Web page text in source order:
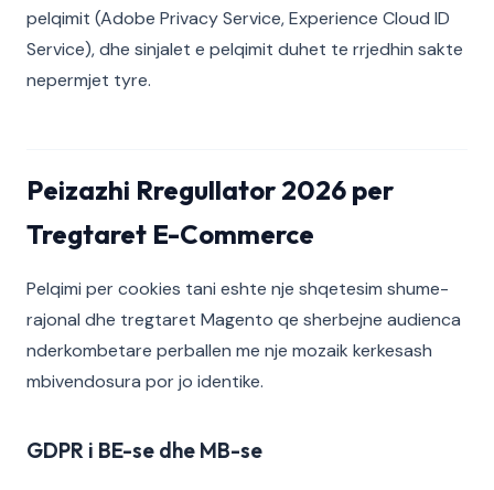
pelqimit (Adobe Privacy Service, Experience Cloud ID
Service), dhe sinjalet e pelqimit duhet te rrjedhin sakte
nepermjet tyre.
Peizazhi Rregullator 2026 per
Tregtaret E-Commerce
Pelqimi per cookies tani eshte nje shqetesim shume-
rajonal dhe tregtaret Magento qe sherbejne audienca
nderkombetare perballen me nje mozaik kerkesash
mbivendosura por jo identike.
GDPR i BE-se dhe MB-se